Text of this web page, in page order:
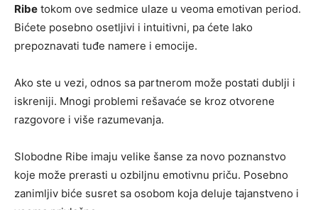
Ribe tokom ove sedmice ulaze u veoma emotivan period.
Bićete posebno osetljivi i intuitivni, pa ćete lako
prepoznavati tuđe namere i emocije.
Ako ste u vezi, odnos sa partnerom može postati dublji i
iskreniji. Mnogi problemi rešavaće se kroz otvorene
razgovore i više razumevanja.
Slobodne Ribe imaju velike šanse za novo poznanstvo
koje može prerasti u ozbiljnu emotivnu priču. Posebno
zanimljiv biće susret sa osobom koja deluje tajanstveno i